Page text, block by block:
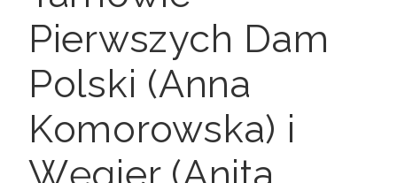
Pierwszych Dam
Polski (Anna
Komorowska) i
Węgier (Anita